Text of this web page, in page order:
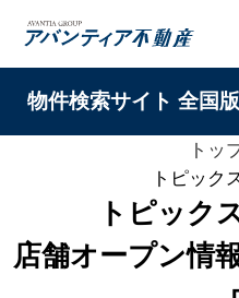
物件検索サイト 全国版
トッ
トピック
トピック
店舗オープン情